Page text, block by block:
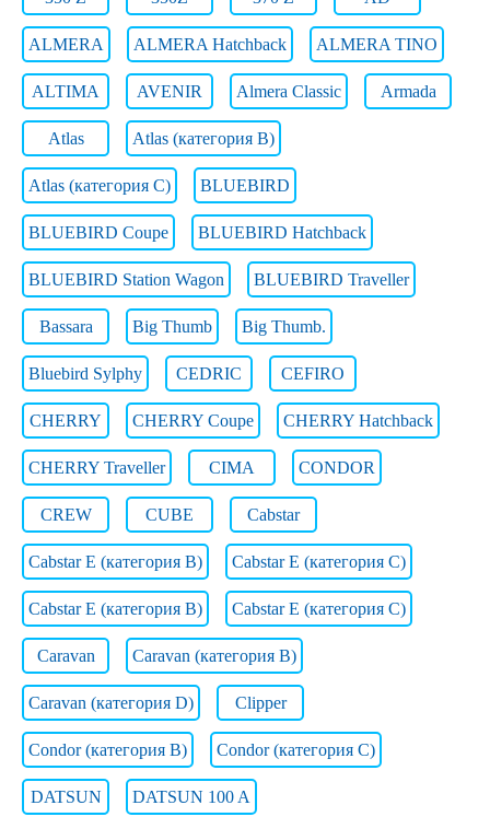
ALMERA ALMERA Hatchback ALMERA TINO
ALTIMA AVENIR Almera Classic Armada
Atlas Atlas (категория B)
Atlas (категория C) BLUEBIRD
BLUEBIRD Coupe BLUEBIRD Hatchback
BLUEBIRD Station Wagon BLUEBIRD Traveller
Bassara Big Thumb Big Thumb.
Bluebird Sylphy CEDRIC CEFIRO
CHERRY CHERRY Coupe CHERRY Hatchback
CHERRY Traveller CIMA CONDOR
CREW CUBE Cabstar
Cabstar E (категория B) Cabstar E (категория C)
Cabstar E (категория В) Cabstar E (категория С)
Caravan Caravan (категория B)
Caravan (категория D) Clipper
Condor (категория B) Condor (категория C)
DATSUN DATSUN 100 A